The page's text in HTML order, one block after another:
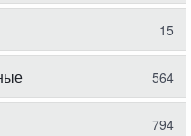
15
564
794